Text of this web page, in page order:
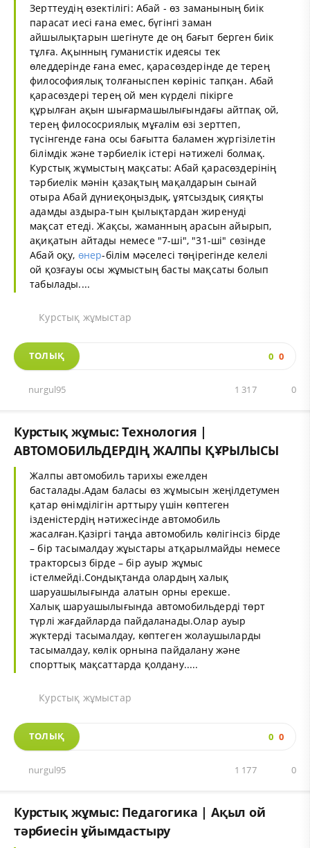
Зерттеудің өзектілігі: Абай - өз заманының биік
парасат иесі ғана емес, бүгінгі заман
айшылықтарын шегінуте де оң бағыт берген биік
тұлға. Ақынның гуманистік идеясы тек
өледдерінде ғана емес, қарасөздерінде де терең
философиялық толғаныспен көрініс тапқан. Абай
қарасөздері терең ой мен күрделі пікірге
құрылған ақын шығармашылығындағы айтпақ ой,
терең филососриялық мұғалім өзі зерттеп,
түсінгенде ғана осы бағытта баламен жүргізілетін
білімдік және тәрбиелік істері нәтижелі болмақ.
Курстық жұмыстың мақсаты: Абай қарасөздерінің
тәрбиелік мәнін қазақтың мақалдарын сынай
отыра Абай дүниеқоңыздық, ұятсыздық сияқты
адамды аздыра-тын қылықтардан жиренуді
мақсат етеді. Жақсы, жаманның арасын айырып,
ақиқатын айтады немесе "7-ші", "31-ші" сөзінде
Абай оқу, өнер-білім мәселесі төңірегінде келелі
ой қозғауы осы жұмыстың басты мақсаты болып
табылады....
Курстық жұмыстар
ТОЛЫҚ 0 0
nurgul95 0
1 317
Курстық жұмыс: Технология |
АВТОМОБИЛЬДЕРДІҢ ЖАЛПЫ ҚҰРЫЛЫСЫ
Жалпы автомобиль тарихы ежелден
басталады.Адам баласы өз жұмысын жеңілдетумен
қатар өнімділігін арттыру үшін көптеген
ізденістердің нәтижесінде автомобиль
жасалған.Қазіргі таңда автомобиль көлігінсіз бірде
– бір тасымалдау жұыстары атқарылмайды немесе
тракторсыз бірде – бір ауыр жұмыс
істелмейді.Сондықтанда олардың халық
шаруашылығында алатын орны ерекше.
Халық шаруашылығында автомобильдерді төрт
түрлі жағдайларда пайдаланады.Олар ауыр
жүктерді тасымалдау, көптеген жолаушыларды
тасымалдау, көлік орнына пайдалану және
спорттық мақсаттарда қолдану.....
Курстық жұмыстар
ТОЛЫҚ 0 0
nurgul95 0
1 177
Курстық жұмыс: Педагогика | Ақыл ой
тәрбиесін ұйымдастыру